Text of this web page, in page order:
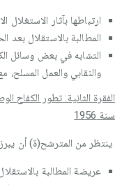
ارتباطها بآثار
المطالبة بالاستقلال بعد
التشابه في بعض وسائل
والنقابي والعمل المسلح،
سنة 1956
ينتظر من المترشح(ة) أن
عريضة المطالبة بالاستقلال 11 يناير